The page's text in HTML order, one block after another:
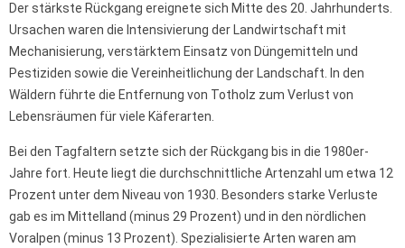
Der stärkste Rückgang ereignete sich Mitte des 20. Jahrhunderts.
Ursachen waren die Intensivierung der Landwirtschaft mit
Mechanisierung, verstärktem Einsatz von Düngemitteln und
Pestiziden sowie die Vereinheitlichung der Landschaft. In den
Wäldern führte die Entfernung von Totholz zum Verlust von
Lebensräumen für viele Käferarten.
Bei den Tagfaltern setzte sich der Rückgang bis in die 1980er-
Jahre fort. Heute liegt die durchschnittliche Artenzahl um etwa 12
Prozent unter dem Niveau von 1930. Besonders starke Verluste
gab es im Mittelland (minus 29 Prozent) und in den nördlichen
Voralpen (minus 13 Prozent). Spezialisierte Arten waren am